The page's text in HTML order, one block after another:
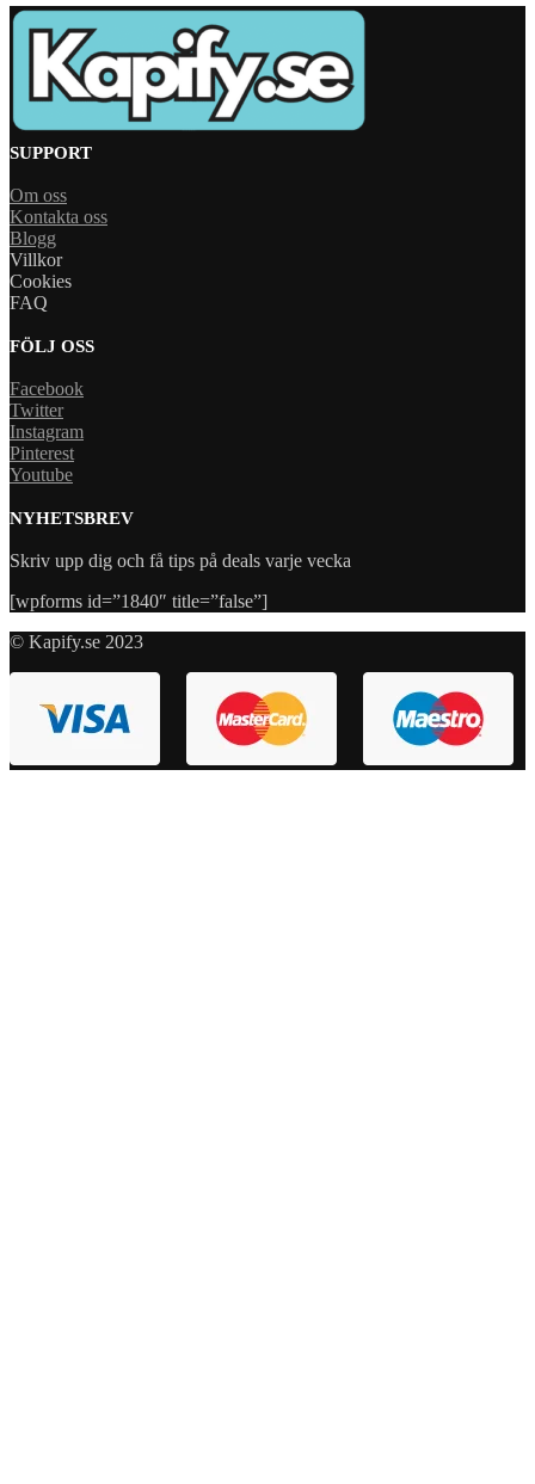
SUPPORT
Om oss
Kontakta oss
Blogg
Villkor
Cookies
FAQ
FÖLJ OSS
Facebook
Twitter
Instagram
Pinterest
Youtube
NYHETSBREV
Skriv upp dig och få tips på deals varje vecka
[wpforms id=”1840″ title=”false”]
© Kapify.se 2023